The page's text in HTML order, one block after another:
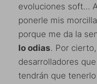
evoluciones soft…
ponerle mis
porque me da la
lo odias. Por
desarrolladores
tendrán que